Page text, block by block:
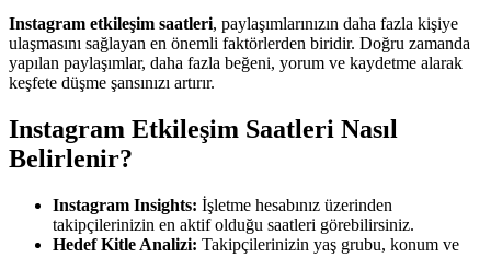
Instagram etkileşim saatleri, paylaşımlarınızın daha fazla kişiye
ulaşmasını sağlayan en önemli faktörlerden biridir. Doğru zamanda
yapılan paylaşımlar, daha fazla beğeni, yorum ve kaydetme alarak
keşfete düşme şansınızı artırır.
Instagram Etkileşim Saatleri Nasıl
Belirlenir?
Instagram Insights: İşletme hesabınız üzerinden
takipçilerinizin en aktif olduğu saatleri görebilirsiniz.
Hedef Kitle Analizi: Takipçilerinizin yaş grubu, konum ve